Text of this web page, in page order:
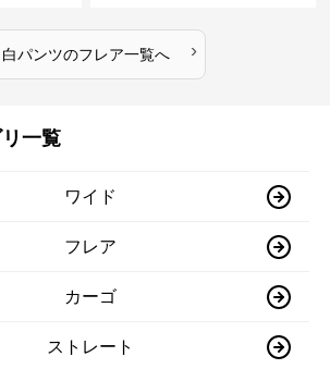
白パンツのフレア一覧へ ›
一覧
ワイド
フレア
カーゴ
ストレート